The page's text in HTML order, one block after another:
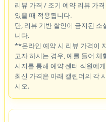
리뷰 가격 / 조기 예약 리뷰 가
있을 때 적용됩니다.
단, 리뷰 기반 할인이 금지된
니다.
**온라인 예약 시 리뷰 가격이
고자 하시는 경우, 예를 들어 체
시지를 통해 예약 센터 직원에
최신 가격은 아래 캘린더의 각
시오.